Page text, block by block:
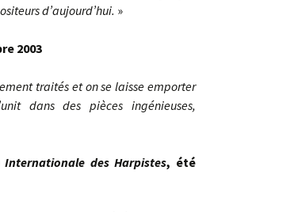
d’aujourd’hui. »
2003
traités et on selaisse emporter
dans despièces ingénieuses,
Internationale des Harpistes, été